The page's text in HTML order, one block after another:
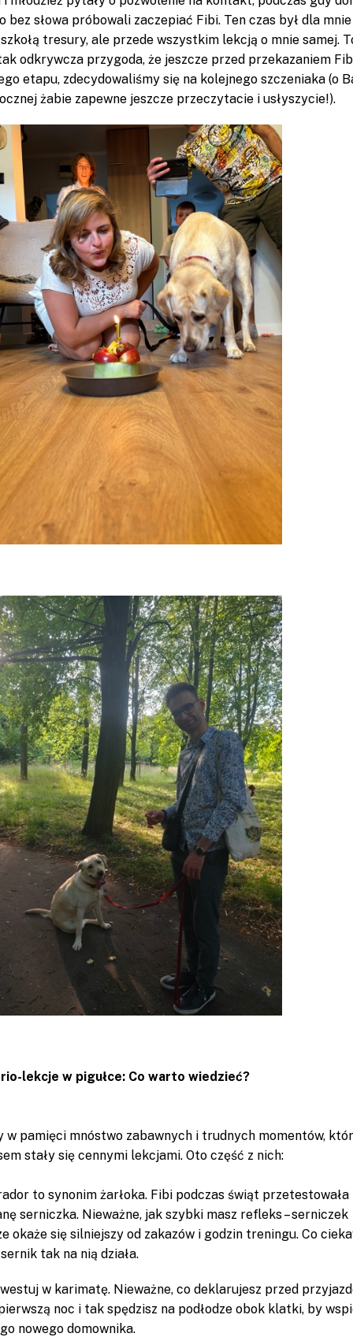
bez słowa próbowali zaczepiać Fibi. Ten czas był dla
tresury, ale przede wszystkim lekcją o mnie samej.
odkrywcza przygoda, że jeszcze przed przekazaniem
etapu, zdecydowaliśmy się na kolejnego szczeniaka (o
żabie zapewne jeszcze przeczytacie i usłyszycie!).
lekcje w pigułce: Co warto wiedzieć?
w pamięci mnóstwo zabawnych i trudnych momentów,
stały się cennymi lekcjami. Oto część z nich:
to synonim żarłoka. Fibi podczas świąt przetestowała
serniczka. Nieważne, jak szybki masz refleks – serniczek
okaże się silniejszy od zakazów i godzin treningu. Co
tak na nią działa.
w karimatę. Nieważne, co deklarujesz przed
noc i tak spędzisz na podłodze obok klatki, by
nowego domownika.